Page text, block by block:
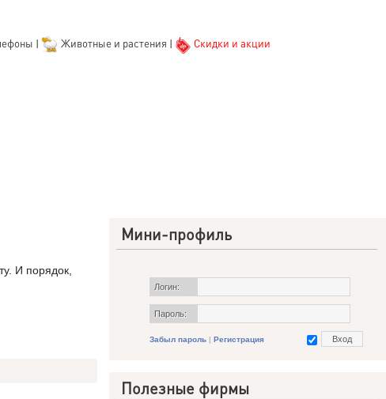
| Животные и растения | Скидки и акции
И порядок,
Мини-профиль
Логин:
Пароль:
Забыл пароль | Регистрация
Полезные фирмы